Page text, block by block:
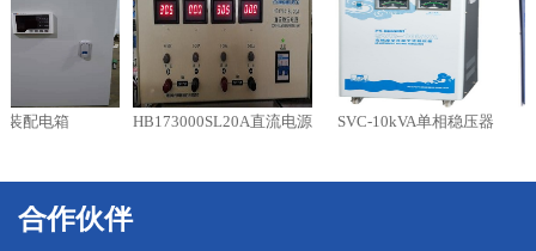
配电箱 HB173000SL20A直流电源 SVC-10kVA单相稳压器
合作伙伴